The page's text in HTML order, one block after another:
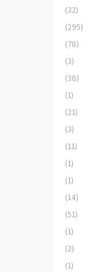
(32)
(295)
(78)
(3)
(38)
(1)
(21)
(3)
(11)
(1)
(1)
(14)
(51)
(1)
(2)
(1)